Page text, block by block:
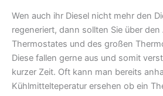
Wen auch ihr Diesel nicht mehr den
regeneriert, dann sollten Sie über
Thermostates und des großen
Diese fallen gerne aus und somit
kurzer Zeit. Oft kann man bereits
Kühlmittelteperatur ersehen ob ein